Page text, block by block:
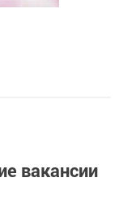
вакансии